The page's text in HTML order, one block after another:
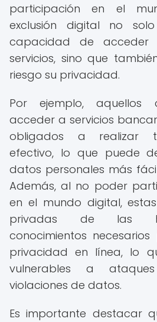
participación en el
exclusión digital no
capacidad de
servicios, sino que
riesgo su privacidad.
Por ejemplo, aquellos
acceder a servicios
obligados a realizar
efectivo, lo que puede
datos personales más
Además, al no poder
en el mundo digital,
privadas de las
conocimientos
privacidad en línea, lo
vulnerables a
violaciones de datos.
Es importante destacar